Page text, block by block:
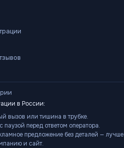
в России:
вызов или тишина в трубке.
паузой перед ответом оператора.
предложение без деталей — лучше
и сайт.